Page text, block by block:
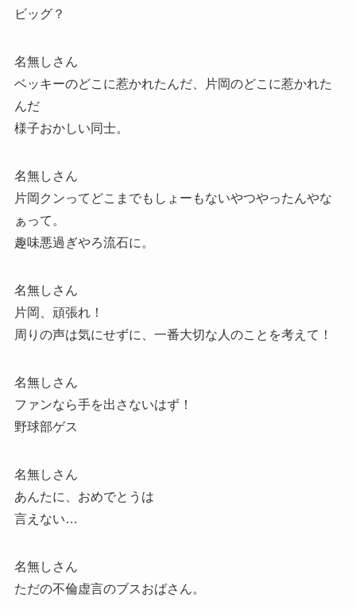
ビッグ？
名無しさん
ベッキーのどこに惹かれたんだ、片岡のどこに惹かれた
んだ
様子おかしい同士。
名無しさん
片岡クンってどこまでもしょーもないやつやったんやな
ぁって。
趣味悪過ぎやろ流石に。
名無しさん
片岡、頑張れ！
周りの声は気にせずに、一番大切な人のことを考えて！
名無しさん
ファンなら手を出さないはず！
野球部ゲス
名無しさん
あんたに、おめでとうは
言えない…
名無しさん
ただの不倫虚言のブスおばさん。